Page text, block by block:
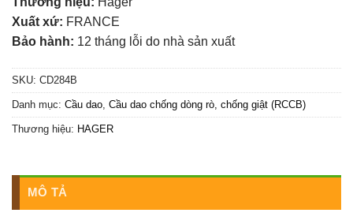
Xuất xứ: FRANCE
Bảo hành: 12 tháng lỗi do nhà sản xuất
SKU: CD284B
Danh mục: Cầu dao Cầu dao chống dòng rò, chống giật (RCCB)
Thương hiệu: HAGER
MÔ TẢ